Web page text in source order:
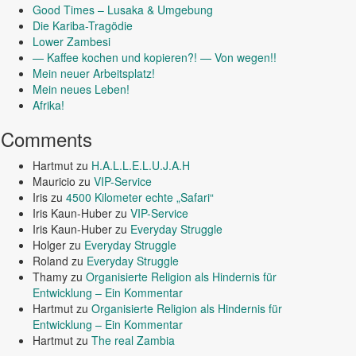
Good Times – Lusaka & Umgebung
Die Kariba-Tragödie
Lower Zambesi
— Kaffee kochen und kopieren?! — Von wegen!!
Mein neuer Arbeitsplatz!
Mein neues Leben!
Afrika!
Comments
Hartmut zu H.A.L.L.E.L.U.J.A.H
Mauricio zu VIP-Service
Iris zu 4500 Kilometer echte „Safari“
Iris Kaun-Huber zu VIP-Service
Iris Kaun-Huber zu Everyday Struggle
Holger zu Everyday Struggle
Roland zu Everyday Struggle
Thamy zu Organisierte Religion als Hindernis für
Entwicklung – Ein Kommentar
Hartmut zu Organisierte Religion als Hindernis für
Entwicklung – Ein Kommentar
Hartmut zu The real Zambia